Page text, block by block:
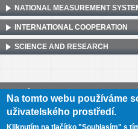
NATIONAL MEASUREMENT
INTERNATIONAL COOPERATION
SCIENCE AND RESEARCH
Mapa webu
Na tomto webu používáme
uživatelského prostředí.
Kliknutím na tlačítko "Souhlasím" s